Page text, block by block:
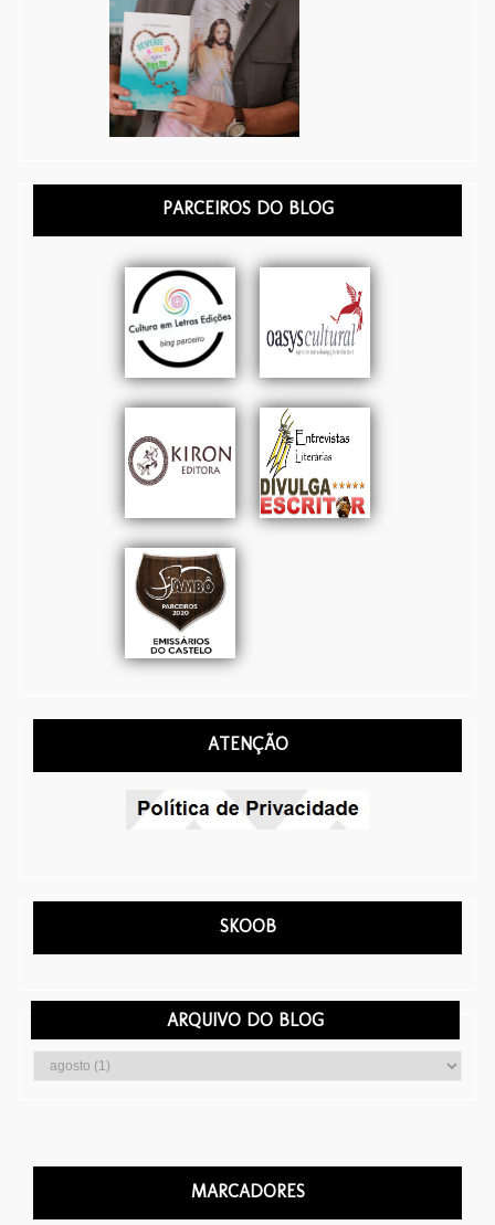
PARCEIROS DO BLOG
ATENÇÃO
SKOOB
ARQUIVO DO BLOG
MARCADORES